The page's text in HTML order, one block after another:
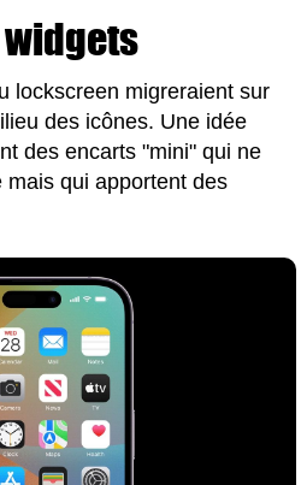
lockscreen migreraient sur
des icônes. Une idée
des encarts "mini" qui ne
qui apportent des